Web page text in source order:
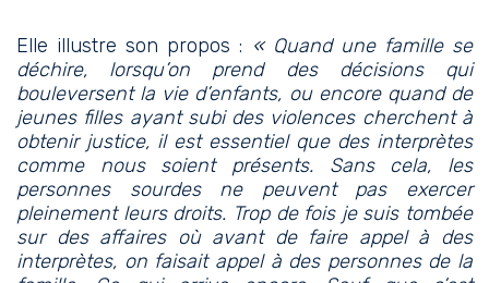
Elle illustre son propos : « Quand une famille se
déchire, lorsqu’on prend des décisions qui
bouleversent la vie d’enfants, ou encore quand de
jeunes filles ayant subi des violences cherchent à
obtenir justice, il est essentiel que des interprètes
comme nous soient présents. Sans cela, les
personnes sourdes ne peuvent pas exercer
pleinement leurs droits. Trop de fois je suis tombée
sur des affaires où avant de faire appel à des
interprètes, on faisait appel à des personnes de la